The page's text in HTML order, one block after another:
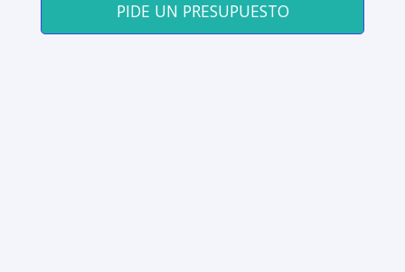
PIDE UN PRESUPUESTO